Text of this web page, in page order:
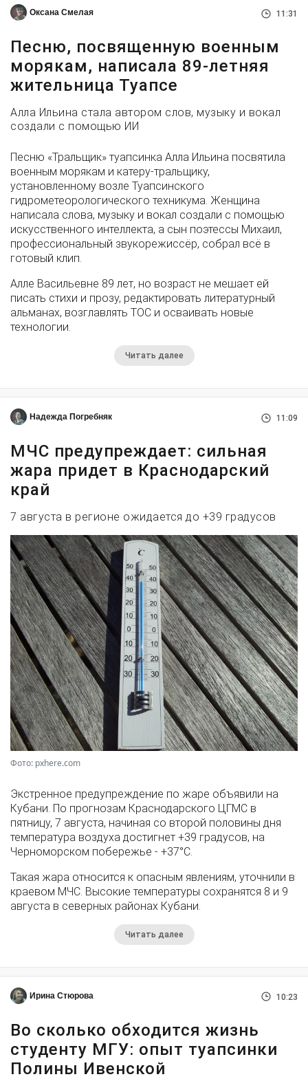
Оксана Смелая 11:31
Песню, посвященную военным
морякам, написала 89-летняя
жительница Туапсе
Алла Ильина стала автором слов, музыку и вокал
создали с помощью ИИ
Песню «Тральщик» туапсинка Алла Ильина посвятила
военным морякам и катеру-тральщику,
установленному возле Туапсинского
гидрометеорологического техникума. Женщина
написала слова, музыку и вокал создали с помощью
искусственного интеллекта, а сын поэтессы Михаил,
профессиональный звукорежиссёр, собрал всё в
готовый клип.
Алле Васильевне 89 лет, но возраст не мешает ей
писать стихи и прозу, редактировать литературный
альманах, возглавлять ТОС и осваивать новые
технологии.
Читать далее
Надежда Погребняк 11:09
МЧС предупреждает: сильная
жара придет в Краснодарский
край
7 августа в регионе ожидается до +39 градусов
Фото: pxhere.com
Экстренное предупреждение по жаре объявили на
Кубани. По прогнозам Краснодарского ЦГМС в
пятницу, 7 августа, начиная со второй половины дня
температура воздуха достигнет +39 градусов, на
Черноморском побережье - +37°­С.
Такая жара относится к опасным явлениям, уточнили в
краевом МЧС. Высокие температуры сохранятся 8 и 9
августа в северных районах Кубани.
Читать далее
Ирина Стюрова 10:23
Во сколько обходится жизнь
студенту МГУ: опыт туапсинки
Полины Ивенской